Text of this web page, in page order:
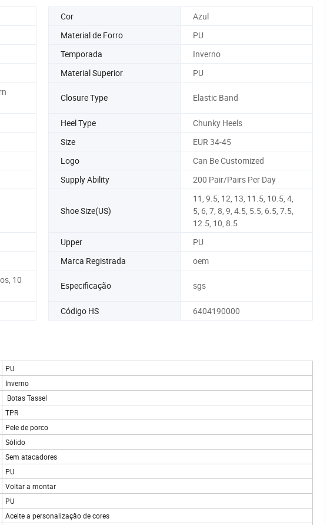
Cor
Azul
Material de Forro
PU
Temporada
Inverno
Material Superior PU
Closure Type Elastic Band
Heel Type
Chunky Heels
Size
EUR 34-45
Logo
Can Be Customized
Supply Ability 200 Pair/Pairs Per Day
Shoe Size(US)
11, 9.5, 12, 13, 11.5, 10.5, 4,
5, 6, 7, 8, 9, 4.5, 5.5, 6.5, 7.5,
12.5, 10, 8.5
Upper
PU
Marca Registrada oem
10
Especificação sgs
Código HS 6404190000
PU
Inverno
Botas Tassel
TPR
Pele de porco
Sólido
Sem atacadores
PU
Voltar a montar
PU
Aceite a personalização de cores